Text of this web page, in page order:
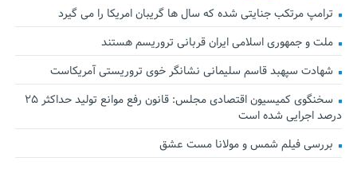
ترامپ مرتکب جنایتی شده که سال ها گریبان امریکا را می گیرد
ملت و جمهوری اسلامی ایران قربانی تروریسم هستند
شهادت سپهبد قاسم سلیمانی نشانگر خوی تروریستی آمریکاست
سخنگوی کمیسیون اقتصادی مجلس: قانون رفع موانع تولید حداکثر ۲۵
درصد اجرایی شده است
بررسی فیلم شمس و مولانا مست عشق